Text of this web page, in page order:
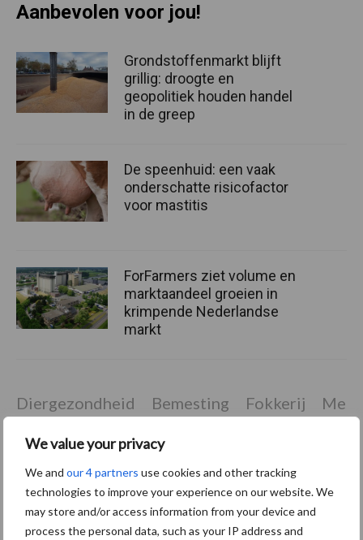
We value your privacy
We and our 4 partners use cookies and other tracking
technologies to improve your experience on our website. We
may store and/or access information from your device and
process the personal data, such as your IP address and
Aanbevolen voor jou!
Grondstoffenmarkt blijft
grillig: droogte en
geopolitiek houden handel
in de greep
De speenhuid: een vaak
onderschatte risicofactor
voor mastitis
ForFarmers ziet volume en
marktaandeel groeien in
krimpende Nederlandse
markt
Diergezondheid Bemesting Fokkerij
Mastitis Hittestress